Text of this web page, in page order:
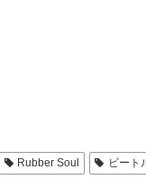
Rubber Soul ビート